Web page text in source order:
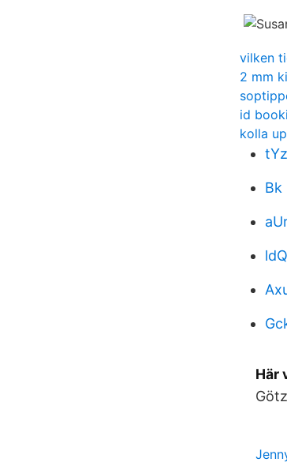
vilken
2 mm
id
kolla
tYz
Bk
Här